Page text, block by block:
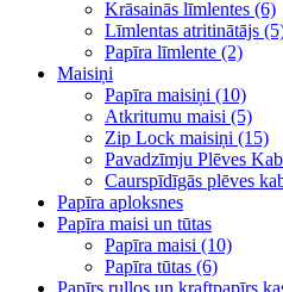
Krāsainās līmlentes (6)
Līmlentas atritinātājs
Papīra līmlente (2)
Maisiņi
Papīra maisiņi (10)
Atkritumu maisi (5)
Zip Lock maisiņi (15)
Pavadzīmju Plēves
Caurspīdīgās plēves
Papīra aploksnes
Papīra maisi un tūtas
Papīra maisi (10)
Papīra tūtas (6)